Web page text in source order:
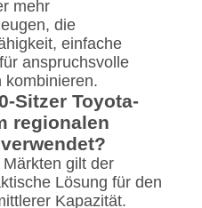
mehr
die
einfache
anspruchsvolle
kombinieren.
Sitzer Toyota-
regionalen
gilt der
Lösung für den
Kapazität.